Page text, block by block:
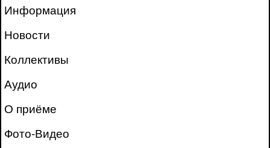
Информация
Новости
Коллективы
Аудио
О приёме
Фото-Видео